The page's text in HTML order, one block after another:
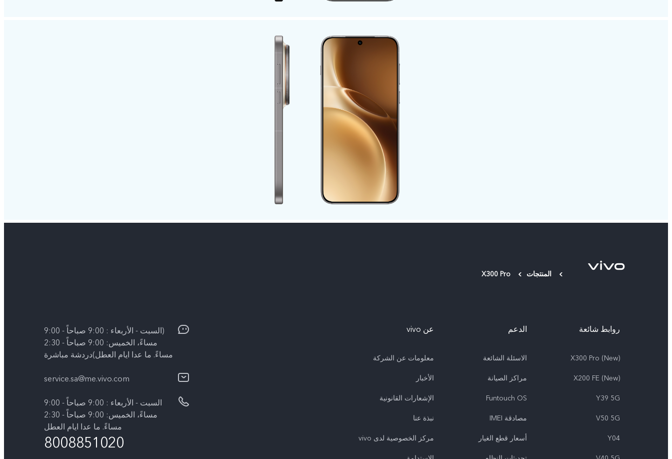
المنتجات X300 Pro
روابط شائعة
X300 Pro (New)
X200 FE (New)
Y39 5G
V50 5G
Y04
الدعم
الاسئلة الشائعة
مراكز الصيانة
Funtouch OS
مصادقة IMEI
أسعار قطع الغيار
عن vivo
معلومات عن الشركة
الأخبار
الإشعارات القانونية
نبذة عنا
مركز الخصوصية لدى vivo
(السبت - الأربعاء : 9:00 صباحاً - 9:00
مساءً، الخميس: 9:00 صباحاً - 2:30
مساءً. ما عدا ايام العطل)دردشة مباشرة
service.sa@me.vivo.com
السبت - الأربعاء : 9:00 صباحاً - 9:00
مساءً، الخميس: 9:00 صباحاً - 2:30
مساءً. ما عدا ايام العطل
8008851020